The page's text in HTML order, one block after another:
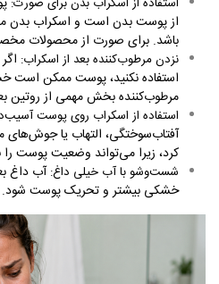
از پوست بدن است و اسکراب بدن
باشد. برای صورت از محصولات
نزدن مرطوب‌کننده بعد از اسکراب:
استفاده نکنید، پوست ممکن
مرطوب‌کننده بخش مهمی از روتین
استفاده از اسکراب روی پوست
آفتاب‌سوختگی، التهاب یا جوش‌های
کرد، زیرا می‌تواند وضعیت پوست را
شست‌وشو با آب خیلی داغ:آب داغ
خشکی بیشتر و تحریک پوست شود.